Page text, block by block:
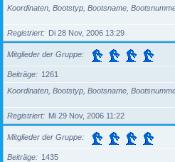
Koordinaten, Bootstyp, Bootsname,
Registriert Di 28 Nov, 2006 13:29
Mitglieder der Gruppe
Beiträge
1261
Koordinaten, Bootstyp, Bootsname,
Registriert Mi 29 Nov, 2006 11:22
Mitglieder der Gruppe
Beiträge
1435